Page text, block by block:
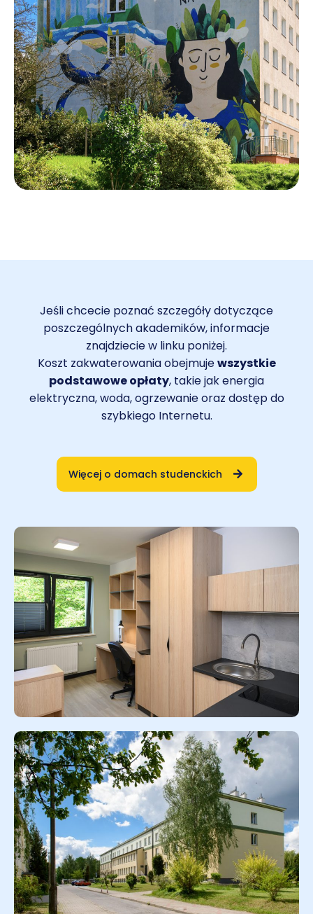
Jeśli chcecie poznać szczegóły dotyczące
poszczególnych akademików, informacje
znajdziecie w linku poniżej.
Koszt zakwaterowania obejmujewszystkie
podstawowe opłaty, takie jak energia
elektryczna, woda, ogrzewanie oraz dostęp do
szybkiego Internetu.
Więcej o domach studenckich